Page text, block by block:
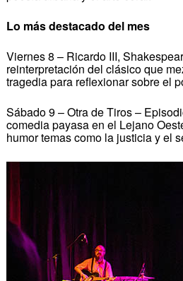
Lo más destacado del mes
Viernes 8 – Ricardo III,
reinterpretación del clásico que
tragedia para reflexionar sobre el
Sábado 9 – Otra de Tiros –
comedia payasa en el Lejano
humor temas como la justicia y el